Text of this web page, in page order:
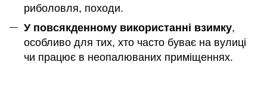
риболовля, походи.
У повсякденному використанні взимку,
особливо для тих, хто часто буває на вулиці
чи працює в неопалюваних приміщеннях.